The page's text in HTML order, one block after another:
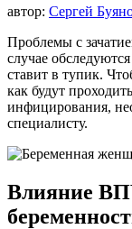
автор: Сергей
Проблемы с
случае
ставит в тупик.
как будут
инфицирования,
специалисту.
Влияние